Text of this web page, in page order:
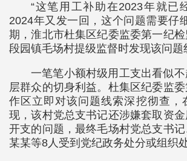
“这笔用工补助在2023年就已
2024年又发一回，这个问题需要仔
期，淮北市杜集区纪委监委第一纪
段园镇毛场村提级监督时发现该问题
一笔笔小额村级用工支出看似
层群众的切身利益。杜集区纪委监
作区立即对该问题线索深挖彻查，
现，该村党总支书记还涉嫌套取资
开支的问题，最终毛场村党总支书
某某等8人受到党纪政务处分或组织处